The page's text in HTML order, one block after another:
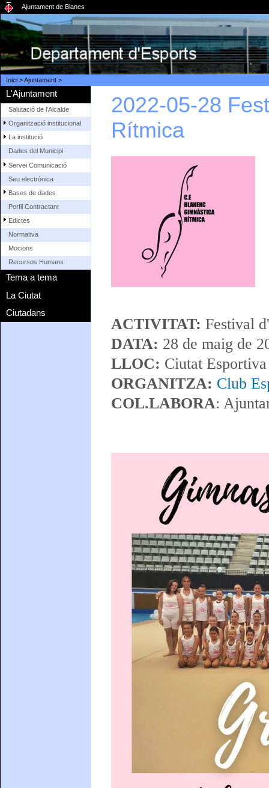
Ajuntament de Blanes
Inici>Ajuntament>
L'Ajuntament
Salutació de l'Alcalde
Organització institucional
La institució
Dades del Municipi
Servei Comunicació
Seu electrònica
Bases de dades
Perfil Contractant
Edictes
Normativa
Mocions
Recursos Humans
Tema a tema
La Ciutat
Ciutadans
2022-05-28
Rítmica
ACTIVITAT: Festival
DATA: 28 de maig de
LLOC: Ciutat
ORGANITZA: Club
COL.LABORA: